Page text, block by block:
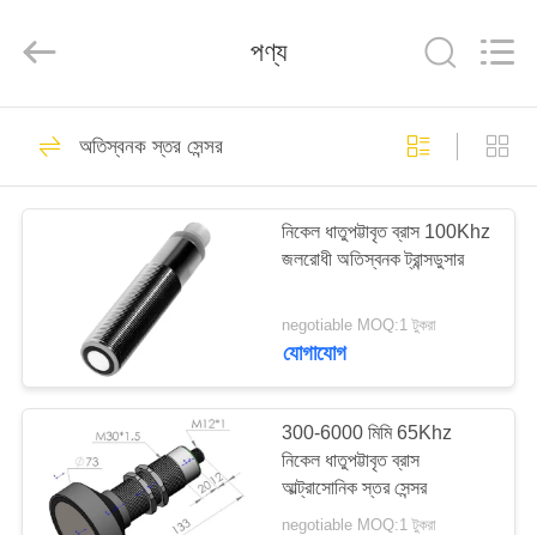
পণ্য
কারখানা
Reserved.
পিজেডটি আল্ট্রাসোনিক
ট্রান্সডুসার
মেডিকেল অতিস্বনক
ট্রান্সডুসার
41
পণ্য
অতিস্বনক স্তর সেন্সর
নিকেল ধাতুপট্টাবৃত ব্রাস 100Khz
জলরোধী অতিস্বনক ট্রান্সডুসার
negotiable MOQ:1 টুকরা
যোগাযোগ
300-6000 মিমি 65Khz
নিকেল ধাতুপট্টাবৃত ব্রাস
আল্ট্রাসোনিক স্তর সেন্সর
negotiable MOQ:1 টুকরা